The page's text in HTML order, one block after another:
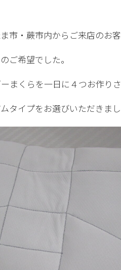
市・蕨市内からご来店のお
ご希望でした。
まくらを一日に４つお作り
タイプをお選びいただきまし